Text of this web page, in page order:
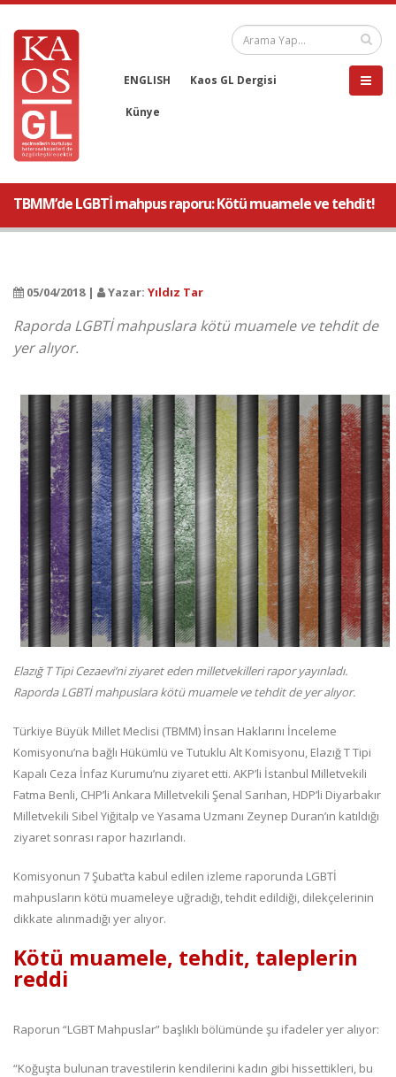
ENGLISH Kaos GL Dergisi
Künye
TBMM’de LGBTİ mahpus raporu: Kötü muamele ve tehdit!
05/04/2018 | Yazar: Yıldız Tar
Raporda LGBTİ mahpuslara kötü muamele ve tehdit de
yer alıyor.
Elazığ T Tipi Cezaevi’ni ziyaret eden milletvekilleri rapor yayınladı.
Raporda LGBTİ mahpuslara kötü muamele ve tehdit de yer alıyor.
Türkiye Büyük Millet Meclisi (TBMM) İnsan Haklarını İnceleme
Komisyonu’na bağlı Hükümlü ve Tutuklu Alt Komisyonu, Elazığ T Tipi
Kapalı Ceza İnfaz Kurumu’nu ziyaret etti. AKP’li İstanbul Milletvekili
Fatma Benli, CHP’li Ankara Milletvekili Şenal Sarıhan, HDP’li Diyarbakır
Milletvekili Sibel Yiğitalp ve Yasama Uzmanı Zeynep Duran’ın katıldığı
ziyaret sonrası rapor hazırlandı.
Komisyonun 7 Şubat’ta kabul edilen izleme raporunda LGBTİ
mahpusların kötü muameleye uğradığı, tehdit edildiği, dilekçelerinin
dikkate alınmadığı yer alıyor.
Kötü muamele, tehdit, taleplerin
reddi
Raporun “LGBT Mahpuslar” başlıklı bölümünde şu ifadeler yer alıyor:
“Koğuşta bulunan travestilerin kendilerini kadın gibi hissettikleri, bu